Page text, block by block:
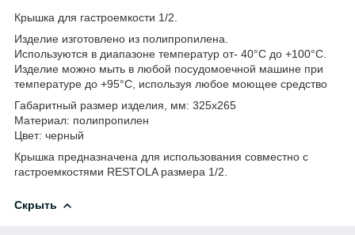
Крышка для гастроемкости 1/2.
Изделие изготовлено из полипропилена.
Используются в диапазоне температур от- 40°С до +100°С.
Изделие можно мыть в любой посудомоечной машине при
температуре до +95°С, используя любое моющее средство
Габаритный размер изделия, мм: 325х265
Материал: полипропилен
Цвет: черный
Крышка предназначена для использования совместно с
гастроемкостями RESTOLA размера 1/2.
Скрыть